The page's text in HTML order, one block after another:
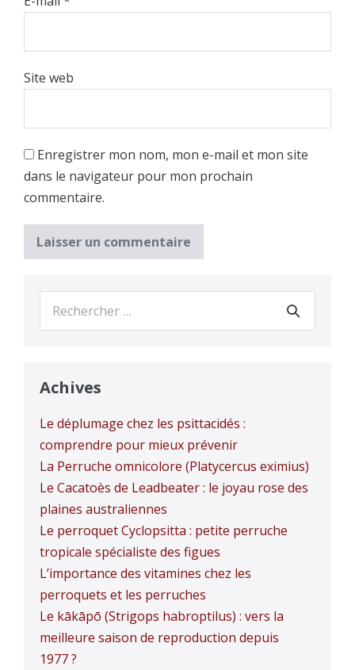
Site web
Enregistrer mon nom, mon e-mail et mon site
dans le navigateur pour mon prochain
commentaire.
pour :
Achives
Le déplumage chez les psittacidés :
comprendre pour mieux prévenir
La Perruche omnicolore (Platycercus eximius)
Le Cacatoès de Leadbeater : le joyau rose des
plaines australiennes
Le perroquet Cyclopsitta : petite perruche
tropicale spécialiste des figues
L’importance des vitamines chez les
perroquets et les perruches
Le kākāpō (Strigops habroptilus) : vers la
meilleure saison de reproduction depuis
1977 ?